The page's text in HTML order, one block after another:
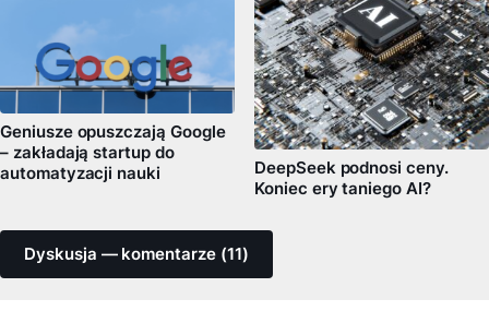
Geniusze opuszczają Google
– zakładają startup do
automatyzacji nauki
DeepSeek podnosi ceny.
Koniec ery taniego AI?
Dyskusja — komentarze (11)